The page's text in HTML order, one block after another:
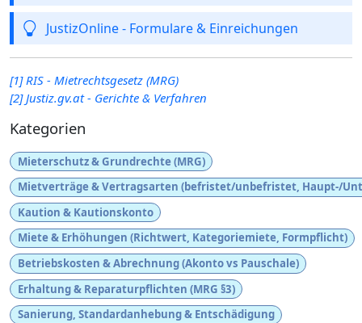
JustizOnline - Formulare & Einreichungen
[1] RIS - Mietrechtsgesetz (MRG)
[2] Justiz.gv.at - Gerichte & Verfahren
Kategorien
Mieterschutz & Grundrechte (MRG)
Mietverträge & Vertragsarten (befristet/unbefristet, Haupt-/
Kaution & Kautionskonto
Miete & Erhöhungen (Richtwert, Kategoriemiete, Formpflicht)
Betriebskosten & Abrechnung (Akonto vs Pauschale)
Erhaltung & Reparaturpflichten (MRG §3)
Sanierung, Standardanhebung & Entschädigung